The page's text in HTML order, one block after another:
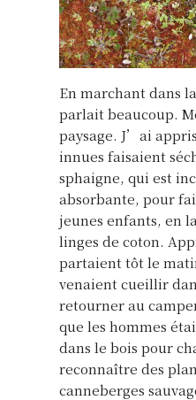
En marchant dans
parlait beaucoup.
paysage. J’ai
innues faisaient
sphaigne, qui est
absorbante, pour
jeunes enfants, en
linges de coton.
partaient tôt le
venaient cueillir
retourner au
que les hommes
dans le bois pour
reconnaître des
canneberges